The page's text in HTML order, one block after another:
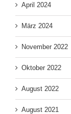
April 2024
März 2024
November 2022
Oktober 2022
August 2022
August 2021